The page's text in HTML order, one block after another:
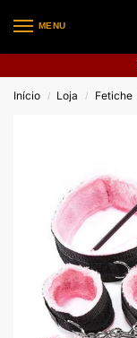
MENU
Início / Loja / Fetiche